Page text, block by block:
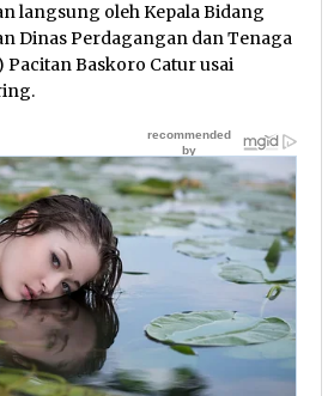
langsung oleh Kepala Bidang
Dinas Perdagangan dan Tenaga
Baskoro Catur usai